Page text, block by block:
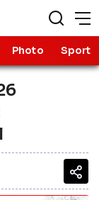
Photo Sport